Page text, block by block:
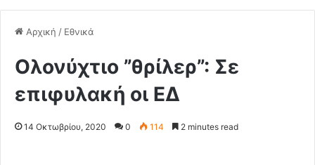
Αρχική / Εθνικά
Ολονύχτιο ”θρίλερ”: Σε
επιφυλακή οι EΔ
14 Οκτωβρίου, 2020 0 114 2 minutes read